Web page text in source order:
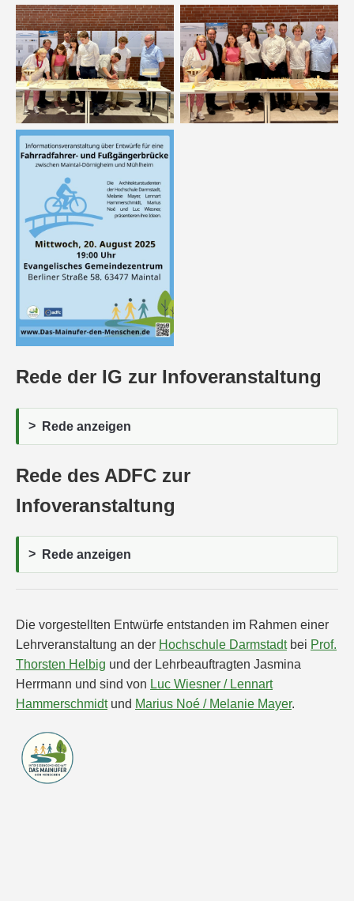
Rede der IG zur Infoveranstaltung
Rede anzeigen
Rede des ADFC zur
Infoveranstaltung
Rede anzeigen
Die vorgestellten Entwürfe entstanden im Rahmen einer
Lehrveranstaltung an der Hochschule Darmstadtbei Prof.
Thorsten Helbig und der Lehrbeauftragten Jasmina
Herrmann und sind von Luc Wiesner / Lennart
Hammerschmidtund Marius Noé / Melanie Mayer.